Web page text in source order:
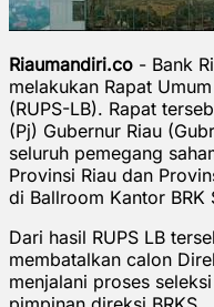
Riaumandiri.co - Bank
melakukan Rapat
(RUPS-LB). Rapat
(Pj) Gubernur Riau
seluruh pemegang
Provinsi Riau dan
di Ballroom Kantor BRK
Dari hasil RUPS LB
membatalkan calon
menjalani proses